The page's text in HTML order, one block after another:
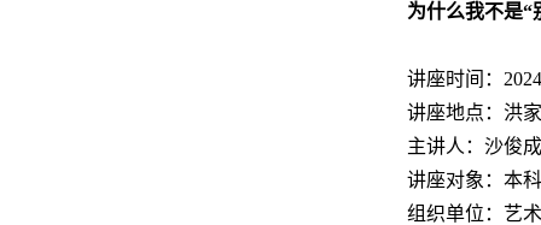
为什么我不是“
讲座时间：
讲座地点：洪
主讲人：沙俊成
讲座对象：本
组织单位：艺